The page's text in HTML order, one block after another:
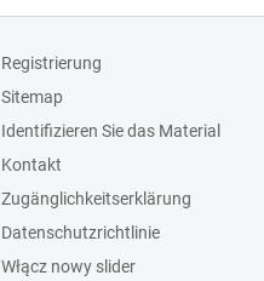
Registrierung
Sitemap
Identifizieren Sie das Material
Kontakt
Zugänglichkeitserklärung
Datenschutzrichtlinie
Włącz nowy slider